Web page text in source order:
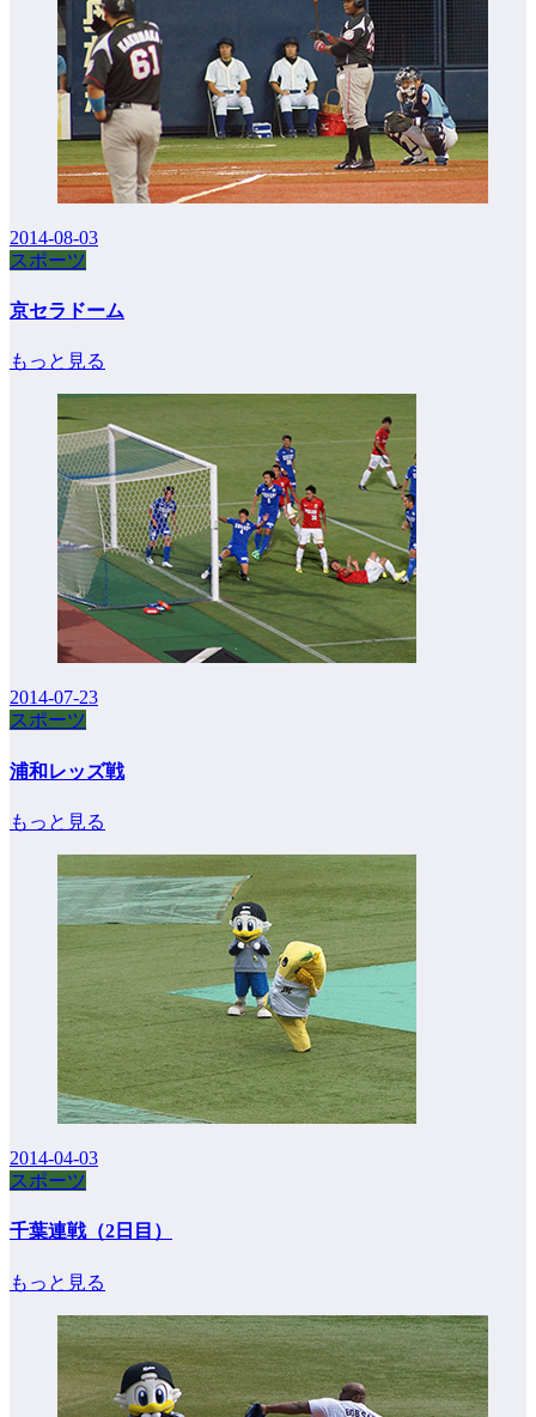
2014-08-03
スポーツ
京セラドーム
もっと見る
2014-07-23
スポーツ
浦和レッズ戦
もっと見る
2014-04-03
スポーツ
千葉連戦（2日目）
もっと見る